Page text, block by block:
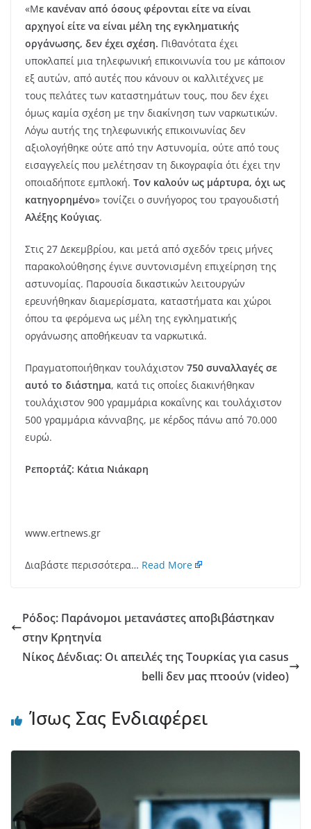
«Με κανέναν από όσους φέρονται είτε να είναι
αρχηγοί είτε να είναι μέλη της εγκληματικής
οργάνωσης, δεν έχει σχέση. Πιθανότατα έχει
υποκλαπεί μια τηλεφωνική επικοινωνία του με κάποιον
εξ αυτών, από αυτές που κάνουν οι καλλιτέχνες με
τους πελάτες των καταστημάτων τους, που δεν έχει
όμως καμία σχέση με την διακίνηση των ναρκωτικών.
Λόγω αυτής της τηλεφωνικής επικοινωνίας δεν
αξιολογήθηκε ούτε από την Αστυνομία, ούτε από τους
εισαγγελείς που μελέτησαν τη δικογραφία ότι έχει την
οποιαδήποτε εμπλοκή. Τον καλούν ως μάρτυρα, όχι ως
κατηγορημένο» τονίζει ο συνήγορος του τραγουδιστή
Αλέξης Κούγιας.
Στις 27 Δεκεμβρίου, και μετά από σχεδόν τρεις μήνες
παρακολούθησης έγινε συντονισμένη επιχείρηση της
αστυνομίας. Παρουσία δικαστικών λειτουργών
ερευνήθηκαν διαμερίσματα, καταστήματα και χώροι
όπου τα φερόμενα ως μέλη της εγκληματικής
οργάνωσης αποθήκευαν τα ναρκωτικά.
Πραγματοποιήθηκαν τουλάχιστον 750 συναλλαγές σε
αυτό το διάστημα, κατά τις οποίες διακινήθηκαν
τουλάχιστον 900 γραμμάρια κοκαΐνης και τουλάχιστον
500 γραμμάρια κάνναβης, με κέρδος πάνω από 70.000
ευρώ.
Ρεπορτάζ: Κάτια Νιάκαρη
www.ertnews.gr
Διαβάστε περισσότερα… Read More
Ρόδος: Παράνομοι μετανάστες αποβιβάστηκαν
στην Κρητηνία
Νίκος Δένδιας: Οι απειλές της Τουρκίας για casus
belli δεν μας πτοούν (video)
Ίσως Σας Ενδιαφέρει